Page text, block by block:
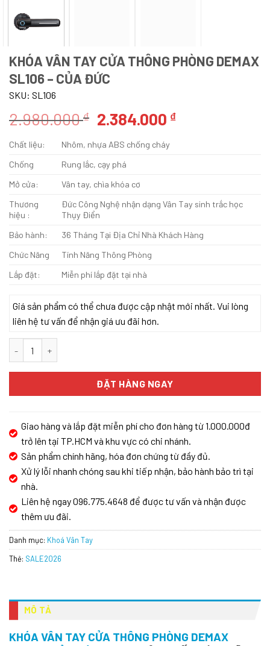
KHÓA VÂN TAY CỬA THÔNG PHÒNG DEMAX
SL106 – CỦA ĐỨC
SKU: SL106
2.980.000₫ Giá
là:
2.980.000 ₫.
2.384.000 ₫Giá
Chất liệu:
Nhôm, nhựa ABS chống cháy
Chống
Rung lắc, cạy phá
Mở cửa:
Vân tay, chìa khóa cơ
Thương
hiệu :
Đức Công Nghệ nhận dạng Vân Tay sinh trắc học
Thụy Điển
Bảo hành:
36 Tháng Tại Địa Chỉ Nhà Khách Hàng
Chức Năng
Tính Năng Thông Phòng
Lắp đặt:
Miễn phí lắp đặt tại nhà
Giá sản phẩm có thể chưa được cập nhật mới nhất. Vui lòng
liên hệ tư vấn để nhận giá ưu đãi hơn.
ĐẶT HÀNG NGAY
Giao hàng và lắp đặt miễn phí cho đơn hàng từ 1.000.000đ
trở lên tại TP.HCM và khu vực có chi nhánh.
Sản phẩm chính hãng, hóa đơn chứng từ đầy đủ.
Xử lý lỗi nhanh chóng sau khi tiếp nhận, bảo hành bảo trì tại
nhà.
Liên hệ ngay 096.775.4648 để được tư vấn và nhận được
thêm ưu đãi.
Danh mục: Khoá Vân Tay
Thẻ: SALE2026
MÔ TẢ
KHÓA VÂN TAY CỬA THÔNG PHÒNG DEMAX